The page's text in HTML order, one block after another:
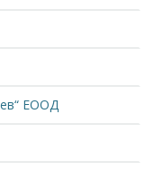
ЕООД